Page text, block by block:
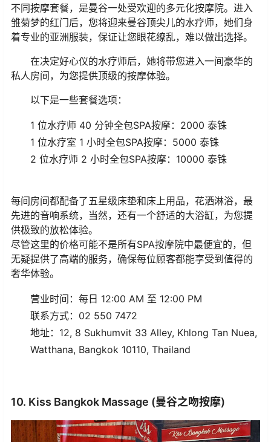
不同按摩套餐，是曼谷一处受欢迎的多元化按摩院。进入
雏菊梦的红门后，您将迎来曼谷顶尖儿的水疗师，她们身
着专业的亚洲服装，保证让您眼花缭乱，难以做出选择。
在决定好心仪的水疗师后，她将带您进入一间豪华的
私人房间，为您提供顶级的按摩体验。
以下是一些套餐选项：
1 位水疗师 40 分钟全包SPA按摩：2000 泰铢
1 位水疗室 1 小时全包SPA按摩：5000 泰铢
2 位水疗师 2 小时全包SPA按摩：10000 泰铢
每间房间都配备了五星级床垫和床上用品，花洒淋浴，最
先进的音响系统，当然，还有一个舒适的大浴缸，为您提
供极致的放松体验。
尽管这里的价格可能不是所有SPA按摩院中最便宜的，但
无疑提供了高端的服务，确保每位顾客都能享受到值得的
奢华体验。
营业时间：每日 12:00 AM 至 12:00 PM
联系方式：02 550 7472
地址：12, 8 Sukhumvit 33 Alley, Khlong Tan Nuea,
Watthana, Bangkok 10110, Thailand
10. Kiss Bangkok Massage (曼谷之吻按摩)